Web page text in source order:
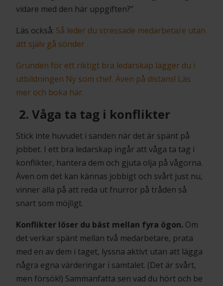
vidare med den här uppgiften?”
Läs också: Så leder du stressade medarbetare utan
att själv gå sönder
Grunden för ett riktigt bra ledarskap lägger du i
utbildningen Ny som chef. Även på distans! Läs
mer och boka här.
2. Våga ta tag i konflikter
Stick inte huvudet i sanden när det är spänt på
jobbet. I ett bra ledarskap ingår att våga ta tag i
konflikter, hantera dem och gjuta olja på vågorna.
Även om det kan kännas jobbigt och svårt just nu,
vinner alla på att reda ut fnurror på tråden så
snart som möjligt.
Konflikter löser du bäst mellan fyra ögon. Om
det verkar spänt mellan två medarbetare, prata
med en av dem i taget, lyssna aktivt utan att lägga
några egna värderingar i samtalet. (Det är svårt,
men försök!) Sammanfatta sen vad du hört och be